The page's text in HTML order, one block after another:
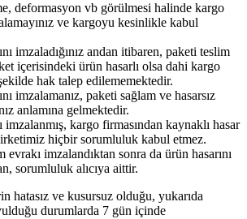
deformasyon vb görülmesi halinde kargo
ve kargoyu kesinlikle kabul
imzaladığınız andan itibaren, paketi teslim
içerisindeki ürün hasarlı olsa dahi kargo
hak talep edilememektedir.
imzalamanız, paketi sağlam ve hasarsız
anlamına gelmektedir.
kargo firmasından kaynaklı hasar
hiçbir sorumluluk kabul etmez.
evrakı imzalandıktan sonra da ürün hasarını
sorumluluk alıcıya aittir.
hatasız ve kusursuz olduğu, yukarıda
durumlarda 7 gün içinde